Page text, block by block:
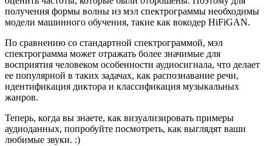
получения формы волны из мэл спектрограммы необходимы
модели машинного обучения, такие как вокодер HiFiGAN.
По сравнению со стандартной спектрограммой, мэл
спектрограмма может отражать более значимые для
восприятия человеком особенности аудиосигнала, что делает
ее популярной в таких задачах, как распознавание речи,
идентификация диктора и классификация музыкальных
жанров.
Теперь, когда вы знаете, как визуализировать примеры
аудиоданных, попробуйте посмотреть, как выглядят ваши
любимые звуки. :)